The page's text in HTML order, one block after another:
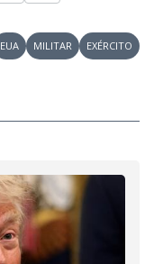
EUA MILITAR EXÉRCITO